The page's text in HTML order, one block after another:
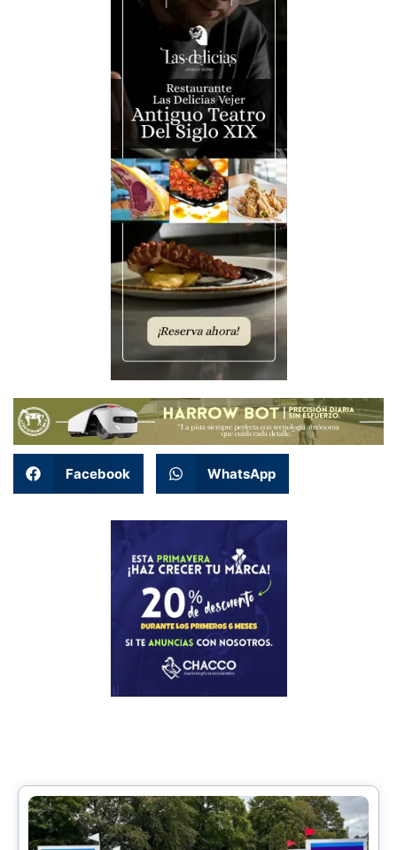
Facebook WhatsApp